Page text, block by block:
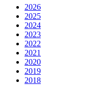
2026
2025
2024
2023
2022
2021
2020
2019
2018